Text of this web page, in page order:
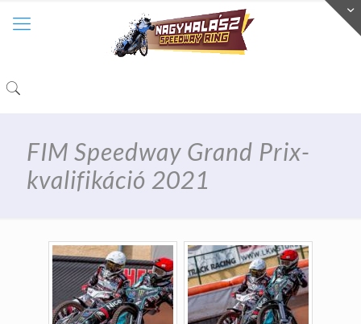
FIM Speedway Grand Prix-
kvalifikáció 2021